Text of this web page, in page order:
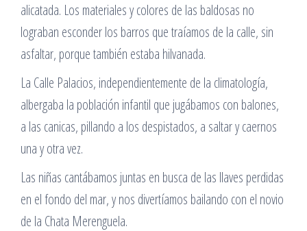
alicatada. Los materiales y colores de las baldosas no
lograban esconder los barros que traíamos de la calle, sin
asfaltar, porque también estaba hilvanada.
La Calle Palacios, independientemente de la climatología,
albergaba la población infantil que jugábamos con balones,
a las canicas, pillando a los despistados, a saltar y caernos
una y otra vez.
Las niñas cantábamos juntas en busca de las llaves perdidas
en el fondo del mar, y nos divertíamos bailando con el novio
de la Chata Merenguela.